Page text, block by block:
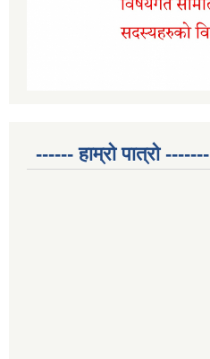
------ हाम्रो पात्रो -------